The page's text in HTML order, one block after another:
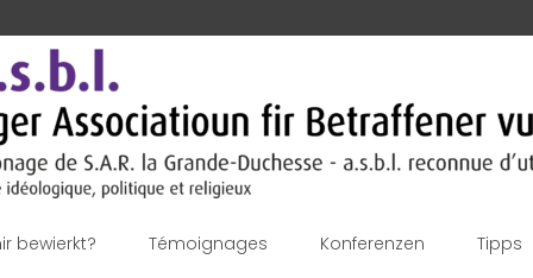
bewierkt? Témoignages Konferenzen Tipps